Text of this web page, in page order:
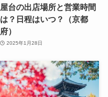
屋台の出店場所と営業時間
は？日程はいつ？（京都
府）
2025年1月28日